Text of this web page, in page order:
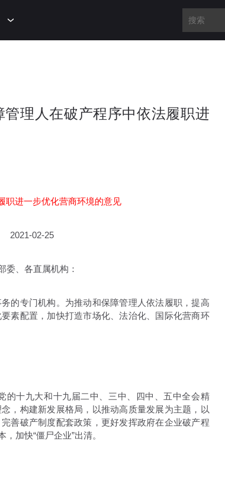
理人在破产程序中依法履职进
职进一步优化营商环境的意见
02-25
委、各直属机构：
专门机构。为推动和保障管理人依法履职，提高
素配置，加快打造市场化、法治化、国际化营商环
十九大和十九届二中、三中、四中、五中全会精
，构建新发展格局，以推动高质量发展为主题，以
善破产制度配套政策，更好发挥政府在企业破产程
加快“僵尸企业”出清。